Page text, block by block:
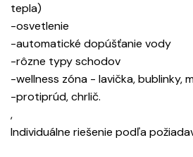
tepla)
-osvetlenie
-automatické dopúšťanie vody
-rôzne typy schodov
-wellness zóna - lavička, bublinky,
-protiprúd, chrlič.
,
Individuálne riešenie podľa